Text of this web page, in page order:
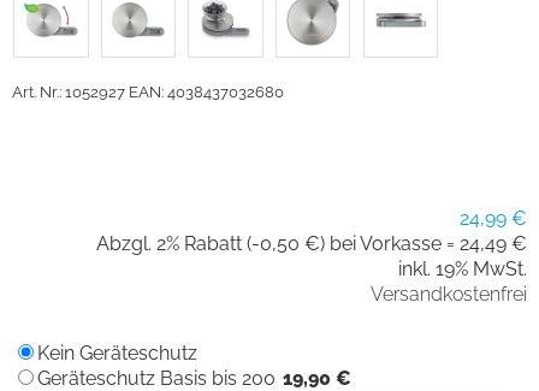
Art. Nr.: 1052927 EAN: 4038437032680
24,99 €
Abzgl. 2% Rabatt (-0,50 €) bei Vorkasse = 24,49 €
inkl. 19% MwSt.
Versandkostenfrei
Kein Geräteschutz
Geräteschutz Basis bis 200 19,90 €